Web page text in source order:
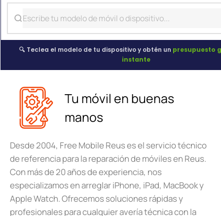
🔍 Teclea el modelo de tu dispositivo y obtén un presupuesto
instante
Tu móvil en buenas
manos
Desde 2004, Free Mobile Reus es el servicio técnico
de referencia para la reparación de móviles en Reus.
Con más de 20 años de experiencia, nos
especializamos en arreglar iPhone, iPad, MacBook y
Apple Watch. Ofrecemos soluciones rápidas y
profesionales para cualquier avería técnica con la